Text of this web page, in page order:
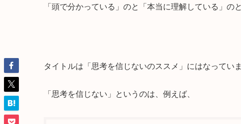
「頭で分かっている」のと「本当に理解している」
タイトルは「思考を信じないのススメ」にはなっていま
「思考を信じない」というのは、例えば、